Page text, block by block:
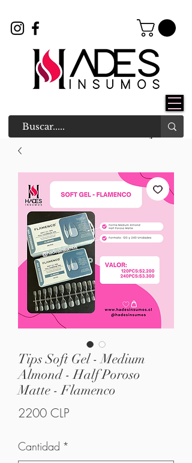
Tips Soft Gel - Medium
Almond - Half Poroso
Matte - Flamenco
2200 CLPPrecio
Cantidad *